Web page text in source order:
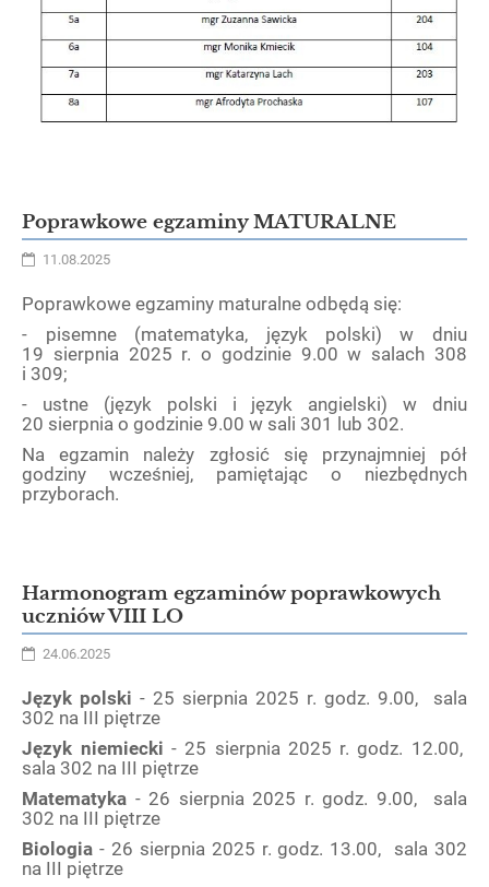
Poprawkowe egzaminy MATURALNE
11.08.2025
Poprawkowe egzaminy maturalne odbędą się:
- pisemne (matematyka, język polski) w dniu
19 sierpnia 2025 r. o godzinie 9.00 w salach 308
i 309;
- ustne (język polski i język angielski) w dniu
20 sierpnia o godzinie 9.00 w sali 301 lub 302.
Na egzamin należy zgłosić się przynajmniej pół
godziny wcześniej, pamiętając o niezbędnych
przyborach.
Harmonogram egzaminów poprawkowych
uczniów VIII LO
24.06.2025
Język polski- 25 sierpnia 2025 r. godz. 9.00, sala
302 na III piętrze
Język niemiecki - 25 sierpnia 2025 r. godz. 12.00,
sala 302 na III piętrze
Matematyka - 26 sierpnia 2025 r. godz. 9.00, sala
302 na III piętrze
Biologia - 26 sierpnia 2025 r. godz. 13.00, sala 302
na III piętrze